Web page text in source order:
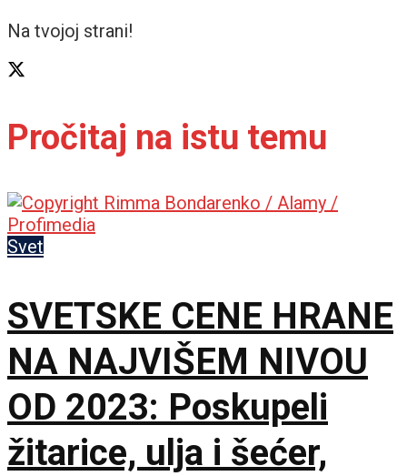
Na tvojoj strani!
Pročitaj na istu temu
Svet
SVETSKE CENE HRANE
NA NAJVIŠEM NIVOU
OD 2023: Poskupeli
žitarice, ulja i šećer,